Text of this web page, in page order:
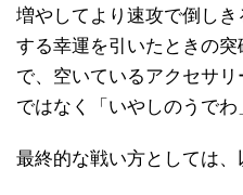
増やしてより速攻で倒し
する幸運を引いたときの
で、空いているアクセサリ
ではなく「いやしのうでわ
最終的な戦い方としては、